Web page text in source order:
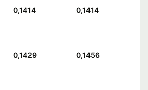
0,1414 0,1414
0,1429 0,1456